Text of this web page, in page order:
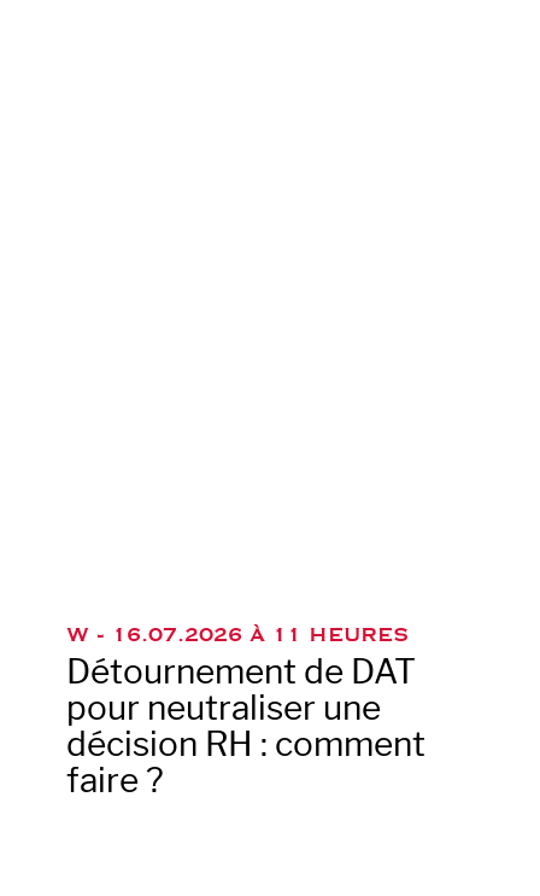
W - 16.07.2026 À 11 HEURES
Détournement de DAT
pour neutraliser une
décision RH : comment
faire ?